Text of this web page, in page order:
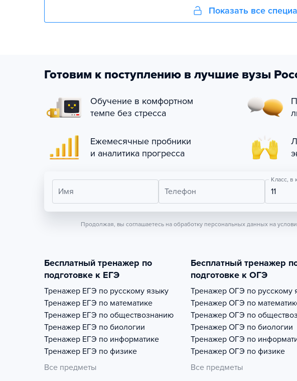
Показать все
Готовим к поступлению в лучшие вузы
Обучение в комфортном
темпе без стресса
Ежемесячные пробники
и аналитика прогресса
Имя Телефон
Класс, в
11
Продолжая, вы соглашаетесь на обработку персональных данных на
Бесплатный тренажер по
подготовке к ЕГЭ
Тренажер ЕГЭ по русскому языку
Тренажер ЕГЭ по математике
Тренажер ЕГЭ по обществознанию
Тренажер ЕГЭ по биологии
Тренажер ЕГЭ по информатике
Тренажер ЕГЭ по физике
Все предметы
Бесплатный тренажер
подготовке к ОГЭ
Тренажер ОГЭ по русскому
Тренажер ОГЭ по
Тренажер ОГЭ по
Тренажер ОГЭ по биологии
Тренажер ОГЭ по
Тренажер ОГЭ по физике
Все предметы